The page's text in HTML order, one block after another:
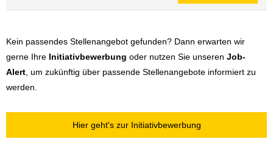
Kein passendes Stellenangebot gefunden? Dann erwarten wir
gerne Ihre Initiativbewerbung oder nutzen Sie unseren Job-
Alert , um zukünftig über passende Stellenangebote informiert zu
werden.
Hier geht's zur Initiativbewerbung